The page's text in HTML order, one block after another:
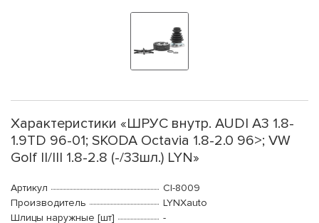
Характеристики «ШРУС внутр. AUDI A3 1.8-
1.9TD 96-01; SKODA Octavia 1.8-2.0 96>; VW
Golf II/III 1.8-2.8 (-/33шл.) LYN»
Артикул
CI-8009
Производитель
LYNXauto
Шлицы наружные [шт]
-